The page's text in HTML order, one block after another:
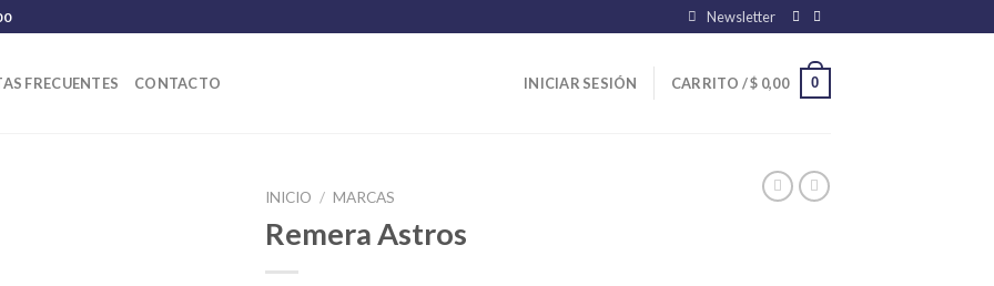
Newsletter
FRECUENTES CONTACTO INICIAR SESIÓN CARRITO /$ 0,00 0
INICIO / MARCAS
Remera Astros